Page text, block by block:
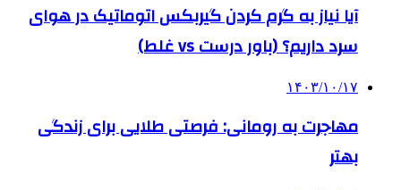
آیا نیاز به گرم کردن گیربکس اتوماتیک در هوای
سرد داریم؟ (باور درست vs غلط)
۱۴۰۳/۱۰/۱۷
مهاجرت به رومانی: فرصتی طلایی برای زندگی
بهتر